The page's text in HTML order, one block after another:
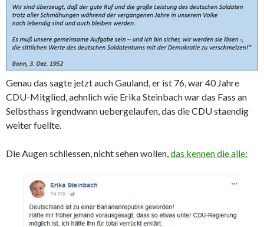
Genau das sagte jetzt auch Gauland, er ist 76, war 40 Jahre
CDU-Mitglied, aehnlich wie Erika Steinbach war das Fass an
Selbsthass irgendwann uebergelaufen, das die CDU staendig
weiter fuellte.
Die Augen schliessen, nicht sehen wollen,das kennen die alle: